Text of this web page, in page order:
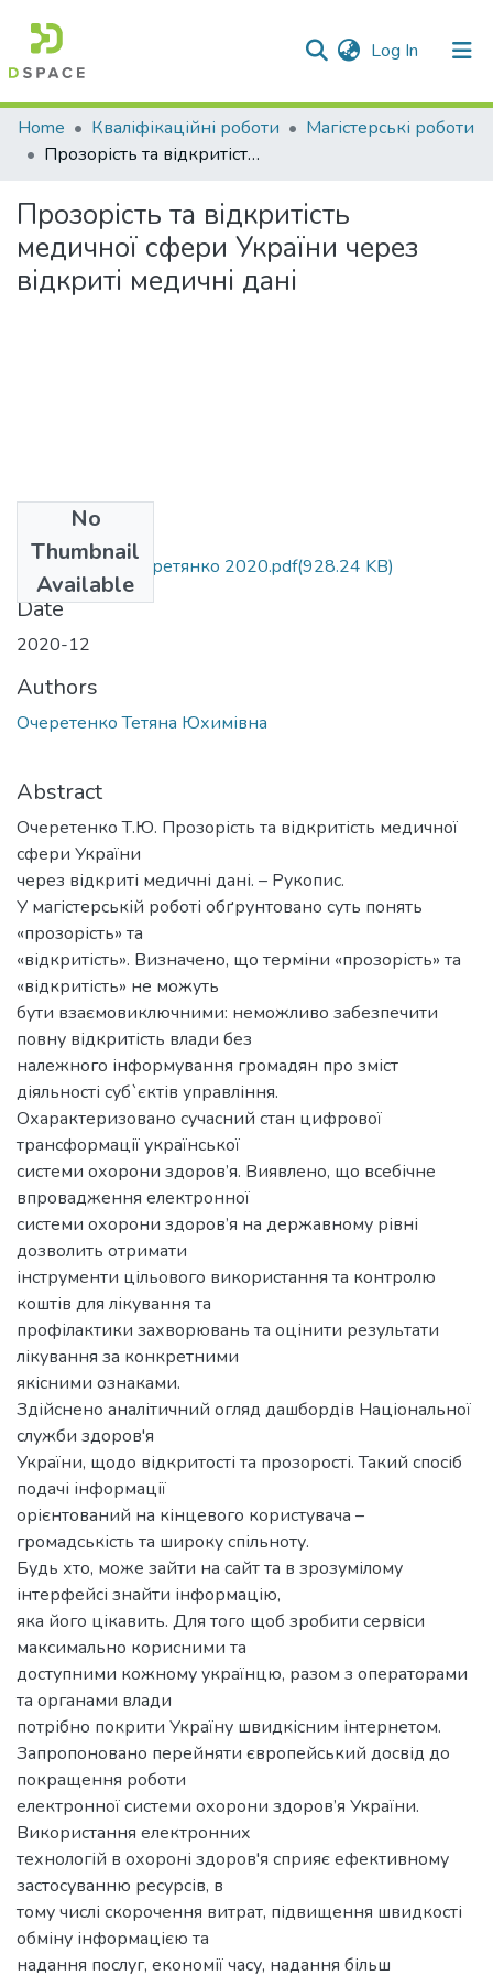
Log In (current)
Communities & Collections
All of DSpace
Statistics
Home Кваліфікаційні роботи
Магістерські роботи
Прозорість та відкритість медичної сфери України через відкриті медичні дані
Прозорість та відкритість
медичної сфери України через
відкриті медичні дані
No
Thumbnail
Available
МР 281 з.ф. Очеретянко 2020.pdf(928.24 KB)
Date
2020-12
Authors
Очеретенко Тетяна Юхимівна
Abstract
Очеретенко Т.Ю. Прозорість та відкритість медичної
сфери України
через відкриті медичні дані. – Рукопис.
У магістерській роботі обґрунтовано суть понять
«прозорість» та
«відкритість». Визначено, що терміни «прозорість» та
«відкритість» не можуть
бути взаємовиключними: неможливо забезпечити
повну відкритість влади без
належного інформування громадян про зміст
діяльності суб`єктів управління.
Охарактеризовано сучасний стан цифрової
трансформації української
системи охорони здоров’я. Виявлено, що всебічне
впровадження електронної
системи охорони здоров’я на державному рівні
дозволить отримати
інструменти цільового використання та контролю
коштів для лікування та
профілактики захворювань та оцінити результати
лікування за конкретними
якісними ознаками.
Здійснено аналітичний огляд дашбордів Національної
служби здоров'я
України, щодо відкритості та прозорості. Такий спосіб
подачі інформації
орієнтований на кінцевого користувача –
громадськість та широку спільноту.
Будь хто, може зайти на сайт та в зрозумілому
інтерфейсі знайти інформацію,
яка його цікавить. Для того щоб зробити сервіси
максимально корисними та
доступними кожному українцю, разом з операторами
та органами влади
потрібно покрити Україну швидкісним інтернетом.
Запропоновано перейняти європейський досвід до
покращення роботи
електронної системи охорони здоров’я України.
Використання електронних
технологій в охороні здоров'я сприяє ефективному
застосуванню ресурсів, в
тому числі скорочення витрат, підвищення швидкості
обміну інформацією та
надання послуг, економії часу, надання більш